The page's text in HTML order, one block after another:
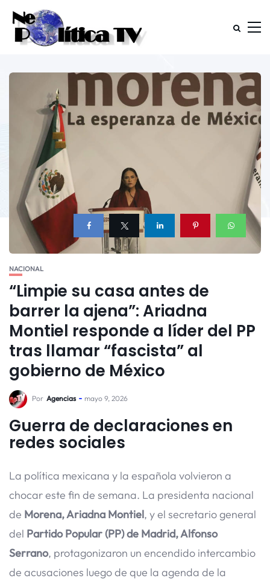
NACIONAL
“Limpie su casa antes de
barrer la ajena”: Ariadna
Montiel responde a líder del PP
tras llamar “fascista” al
gobierno de México
Por Agencias mayo 9, 2026
Guerra de declaraciones en
redes sociales
La política mexicana y la española volvieron a
chocar este fin de semana. La presidenta nacional
de Morena, Ariadna Montiel, y el secretario general
del Partido Popular (PP) de Madrid, Alfonso
Serrano, protagonizaron un encendido intercambio
de acusaciones luego de que la agenda de la